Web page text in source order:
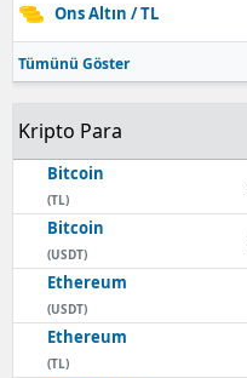
Ons Altın / TL
Tümünü Göster
Kripto Para
Bitcoin
(TL)
Bitcoin
(USDT)
Ethereum
(USDT)
Ethereum
(TL)